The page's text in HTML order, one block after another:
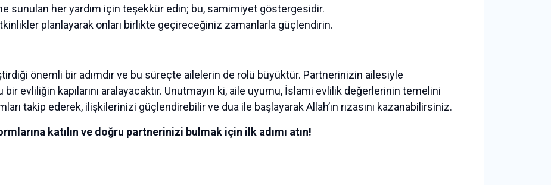
sunulan her yardım için teşekkür edin; bu, samimiyet göstergesidir.
planlayarak onları birlikte geçireceğiniz zamanlarla güçlendirin.
önemli bir adımdır ve bu süreçte ailelerin de rolü büyüktür. Partnerinizin ailesiyle
bir evliliğin kapılarını aralayacaktır. Unutmayın ki, aile uyumu, İslami evlilik değerlerinin temelini
takip ederek, ilişkilerinizi güçlendirebilir ve dua ile başlayarak Allah’ın rızasını kazanabilirsiniz.
katılın ve doğru partnerinizi bulmak için ilk adımı atın!